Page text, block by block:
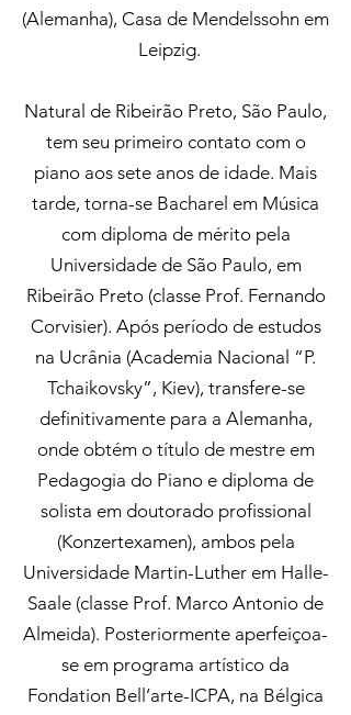
(Alemanha), Casa de Mendelssohn em
Leipzig.
Natural de Ribeirão Preto, São Paulo,
tem seu primeiro contato com o
piano aos sete anos de idade. Mais
tarde, torna-se Bacharel em Música
com diploma de mérito pela
Universidade de São Paulo, em
Ribeirão Preto (classe Prof. Fernando
Corvisier). Após período de estudos
na Ucrânia (Academia Nacional “P.
Tchaikovsky”, Kiev), transfere-se
definitivamente para a Alemanha,
onde obtém o título de mestre em
Pedagogia do Piano e diploma de
solista em doutorado profissional
(Konzertexamen), ambos pela
Universidade Martin-Luther em Halle-
Saale (classe Prof. Marco Antonio de
Almeida). Posteriormente aperfeiçoa-
se em programa artístico da
Fondation Bell’arte-ICPA, na Bélgica